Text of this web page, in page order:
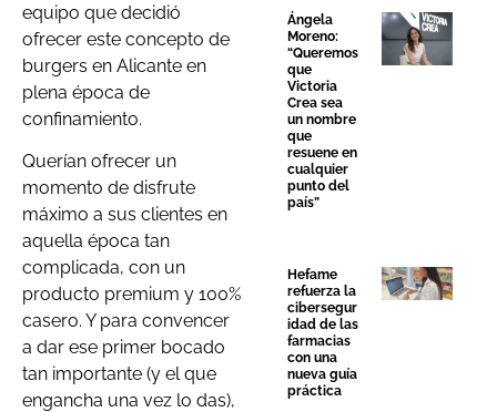
equipo que decidió
ofrecer este concepto de
burgers en Alicante en
plena época de
confinamiento.
Querían ofrecer un
momento de disfrute
máximo a sus clientes en
aquella época tan
complicada, con un
producto premium y 100%
casero. Y para convencer
a dar ese primer bocado
tan importante (y el que
engancha una vez lo das),
Ángela
Moreno:
“Queremos
que
Victoria
Crea sea
un nombre
que
resuene en
cualquier
punto del
país”
Hefame
refuerza la
cibersegur
idad de las
farmacias
con una
nueva guía
práctica